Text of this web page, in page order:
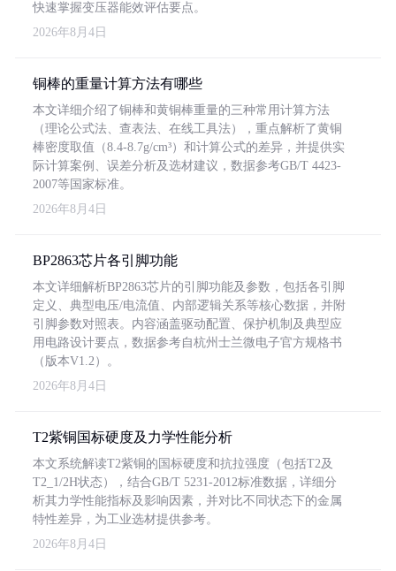
快速掌握变压器能效评估要点。
2026年8月4日
铜棒的重量计算方法有哪些
本文详细介绍了铜棒和黄铜棒重量的三种常用计算方法
（理论公式法、查表法、在线工具法），重点解析了黄铜
棒密度取值（8.4-8.7g/cm³）和计算公式的差异，并提供实
际计算案例、误差分析及选材建议，数据参考GB/T 4423-
2007等国家标准。
2026年8月4日
BP2863芯片各引脚功能
本文详细解析BP2863芯片的引脚功能及参数，包括各引脚
定义、典型电压/电流值、内部逻辑关系等核心数据，并附
引脚参数对照表。内容涵盖驱动配置、保护机制及典型应
用电路设计要点，数据参考自杭州士兰微电子官方规格书
（版本V1.2）。
2026年8月4日
T2紫铜国标硬度及力学性能分析
本文系统解读T2紫铜的国标硬度和抗拉强度（包括T2及
T2_1/2H状态），结合GB/T 5231-2012标准数据，详细分
析其力学性能指标及影响因素，并对比不同状态下的金属
特性差异，为工业选材提供参考。
2026年8月4日